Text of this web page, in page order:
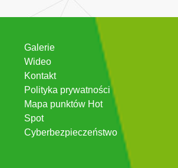
Galerie
Wideo
Kontakt
Polityka prywatności
Mapa punktów Hot
Spot
Cyberbezpieczeństwo